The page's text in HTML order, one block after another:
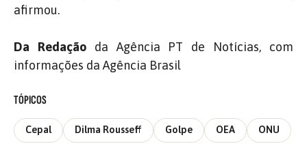
afirmou.
Da Redaçãoda Agência PT de Notícias, com
informações da Agência Brasil
TÓPICOS
Cepal Dilma Rousseff Golpe OEA ONU